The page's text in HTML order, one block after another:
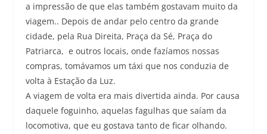
a impressão de que elas também gostavam muito da
viagem.. Depois de andar pelo centro da grande
cidade, pela Rua Direita, Praça da Sé, Praça do
Patriarca, e outros locais, onde fazíamos nossas
compras, tomávamos um táxi que nos conduzia de
volta à Estação da Luz.
A viagem de volta era mais divertida ainda. Por causa
daquele foguinho, aquelas fagulhas que saíam da
locomotiva, que eu gostava tanto de ficar olhando.